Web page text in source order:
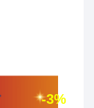
-3%